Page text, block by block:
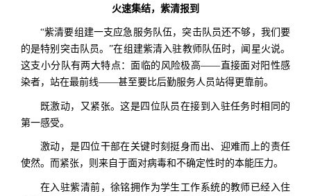
火速集结，紫清报到
“紫清要组建一支应急服务队伍，突击队员还不够，我们要
的是特别突击队员。”在组建紫清入驻教师队伍时，闻星火说。
这支小分队有两大特点：面临的风险极高——直接面对阳性感
染者，站在最前线——甚至要比后勤服务人员站得更靠前。
既激动，又紧张。这是四位队员在接到入驻任务时相同的
第一感受。
激动，是四位干部在关键时刻挺身而出、迎难而上的责任
使然。而紧张，则来自于面对病毒和不确定性时的本能压力。
在入驻紫清前，徐铭拥作为学生工作系统的教师已经入住